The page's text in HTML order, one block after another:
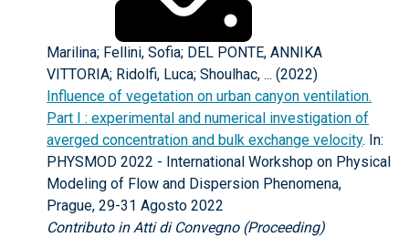
Marilina; Fellini, Sofia; DEL PONTE, ANNIKA
VITTORIA; Ridolfi, Luca; Shoulhac, ... (2022)
Influence of vegetation on urban canyon ventilation.
Part I : experimental and numerical investigation of
averged concentration and bulk exchange velocity. In:
PHYSMOD 2022 - International Workshop on Physical
Modeling of Flow and Dispersion Phenomena,
Prague, 29-31 Agosto 2022
Contributo in Atti di Convegno (Proceeding)